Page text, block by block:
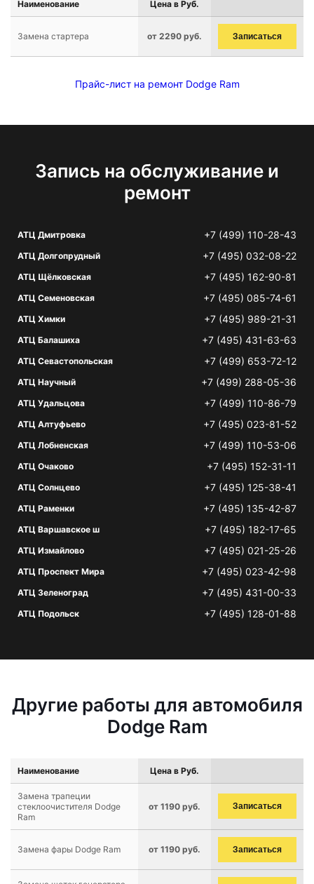
Наименование Цена в Руб.
Замена стартера от 2290 руб. Записаться
Прайс-лист на ремонт Dodge Ram
Запись на обслуживание и
ремонт
АТЦ Дмитровка +7 (499) 110-28-43
АТЦ Долгопрудный +7 (495) 032-08-22
АТЦ Щёлковская +7 (495) 162-90-81
АТЦ Семеновская +7 (495) 085-74-61
АТЦ Химки +7 (495) 989-21-31
АТЦ Балашиха +7 (495) 431-63-63
АТЦ Севастопольская +7 (499) 653-72-12
АТЦ Научный +7 (499) 288-05-36
АТЦ Удальцова +7 (499) 110-86-79
АТЦ Алтуфьево +7 (495) 023-81-52
АТЦ Лобненская +7 (499) 110-53-06
АТЦ Очаково +7 (495) 152-31-11
АТЦ Солнцево +7 (495) 125-38-41
АТЦ Раменки +7 (495) 135-42-87
АТЦ Варшавское ш +7 (495) 182-17-65
АТЦ Измайлово +7 (495) 021-25-26
АТЦ Проспект Мира +7 (495) 023-42-98
АТЦ Зеленоград +7 (495) 431-00-33
АТЦ Подольск +7 (495) 128-01-88
Другие работы для автомобиля
Dodge Ram
Наименование Цена в Руб.
Замена трапеции
стеклоочистителя Dodge
Ram
от 1190 руб. Записаться
Замена фары Dodge Ram от 1190 руб. Записаться